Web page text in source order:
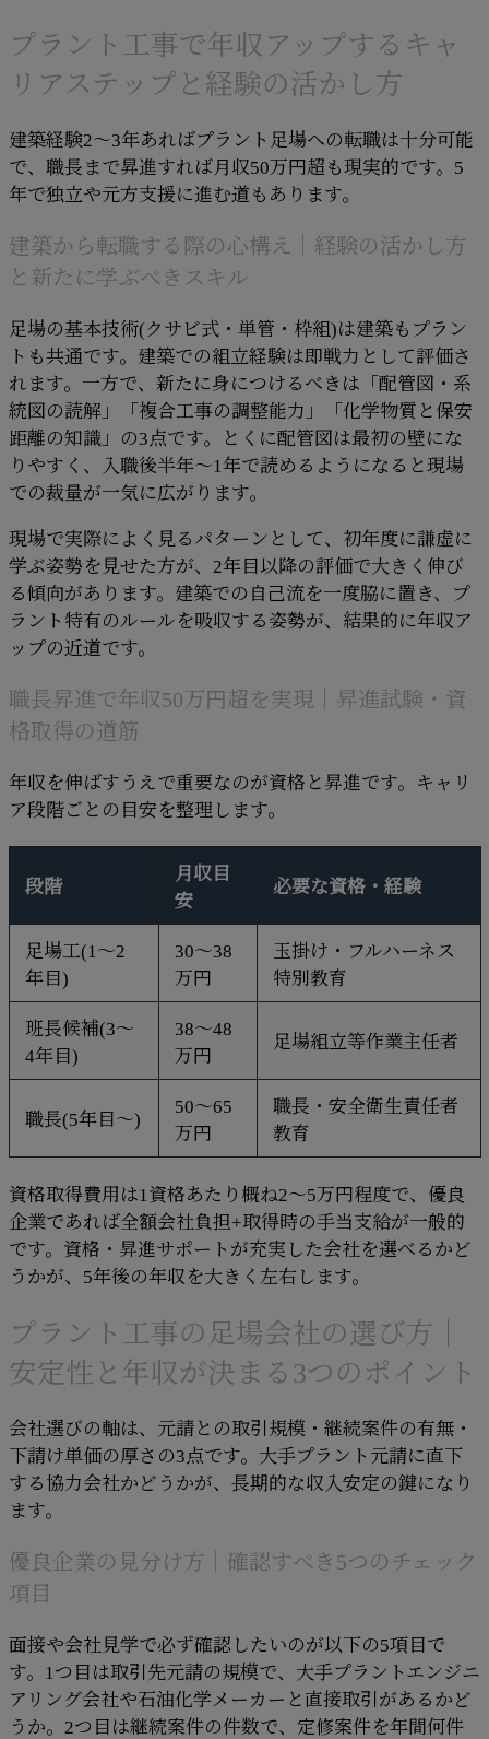
プラント工事で年収アップするキャ
リアステップと経験の活かし方
建築経験2〜3年あればプラント足場への転職は十分可能
で、職長まで昇進すれば月収50万円超も現実的です。5
年で独立や元方支援に進む道もあります。
建築から転職する際の心構え｜経験の活かし方
と新たに学ぶべきスキル
足場の基本技術(クサビ式・単管・枠組)は建築もプラン
トも共通です。建築での組立経験は即戦力として評価さ
れます。一方で、新たに身につけるべきは「配管図・系
統図の読解」「複合工事の調整能力」「化学物質と保安
距離の知識」の3点です。とくに配管図は最初の壁にな
りやすく、入職後半年〜1年で読めるようになると現場
での裁量が一気に広がります。
現場で実際によく見るパターンとして、初年度に謙虚に
学ぶ姿勢を見せた方が、2年目以降の評価で大きく伸び
る傾向があります。建築での自己流を一度脇に置き、プ
ラント特有のルールを吸収する姿勢が、結果的に年収ア
ップの近道です。
職長昇進で年収50万円超を実現｜昇進試験・資
格取得の道筋
年収を伸ばすうえで重要なのが資格と昇進です。キャリ
ア段階ごとの目安を整理します。
段階
月収目
安
必要な資格・経験
足場工(1〜2
年目)
30〜38
万円
玉掛け・フルハーネス
特別教育
班長候補(3〜
4年目)
38〜48
万円
足場組立等作業主任者
職長(5年目〜)
50〜65
万円
職長・安全衛生責任者
教育
資格取得費用は1資格あたり概ね2〜5万円程度で、優良
企業であれば全額会社負担+取得時の手当支給が一般的
です。資格・昇進サポートが充実した会社を選べるかど
うかが、5年後の年収を大きく左右します。
プラント工事の足場会社の選び方｜
安定性と年収が決まる3つのポイント
会社選びの軸は、元請との取引規模・継続案件の有無・
下請け単価の厚さの3点です。大手プラント元請に直下
する協力会社かどうかが、長期的な収入安定の鍵になり
ます。
優良企業の見分け方｜確認すべき5つのチェック
項目
面接や会社見学で必ず確認したいのが以下の5項目で
す。1つ目は取引先元請の規模で、大手プラントエンジニ
アリング会社や石油化学メーカーと直接取引があるかど
うか。2つ目は継続案件の件数で、定修案件を年間何件